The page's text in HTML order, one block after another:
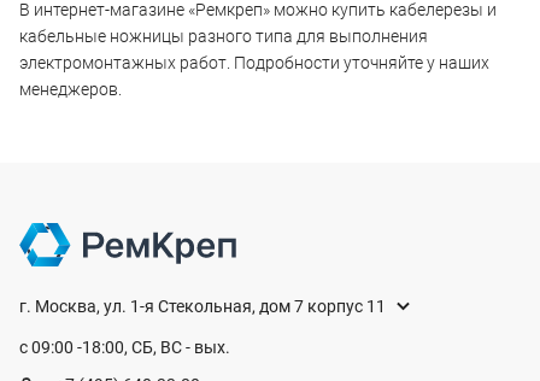
В интернет-магазине «Ремкреп» можно купить кабелерезы и
кабельные ножницы разного типа для выполнения
электромонтажных работ. Подробности уточняйте у наших
менеджеров.
г. Москва, ул. 1-я Стекольная, дом 7 корпус 11
с 09:00 -18:00, СБ, ВС - вых.